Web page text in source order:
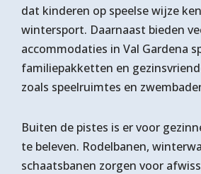
dat kinderen op speelse wijze
wintersport. Daarnaast bieden
accommodaties in Val Gardena
familiepakketten en
zoals speelruimtes en
Buiten de pistes is er voor
te beleven. Rodelbanen,
schaatsbanen zorgen voor